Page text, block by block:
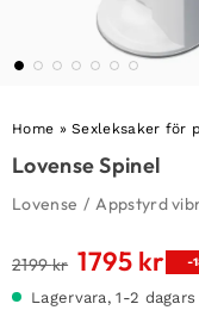
Home »Sexleksaker för
Lovense Spinel
Lovense / Appstyrd
2199kr Det
1795 krDet
-
Lagervara, 1-2